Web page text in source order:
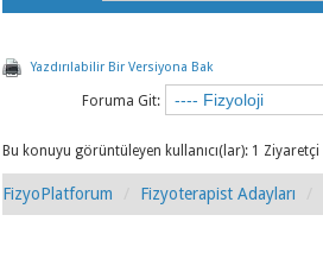
Yazdırılabilir Bir Versiyona Bak
Foruma Git:
Bu konuyu görüntüleyen kullanıcı(lar): 1 Ziyaretçi
FizyoPlatforum Fizyoterapist Adayları